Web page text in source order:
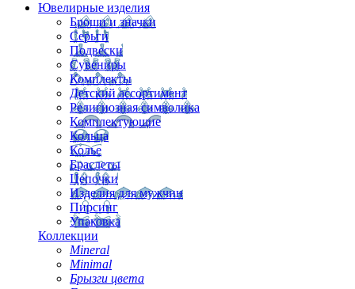
Ювелирные изделия
Броши и значки
Серьги
Подвески
Сувениры
Комплекты
Детский ассортимент
Религиозная символика
Комплектующие
Кольца
Колье
Браслеты
Цепочки
Изделия для мужчин
Пирсинг
Упаковка
Коллекции
Mineral
Minimal
Брызги цвета